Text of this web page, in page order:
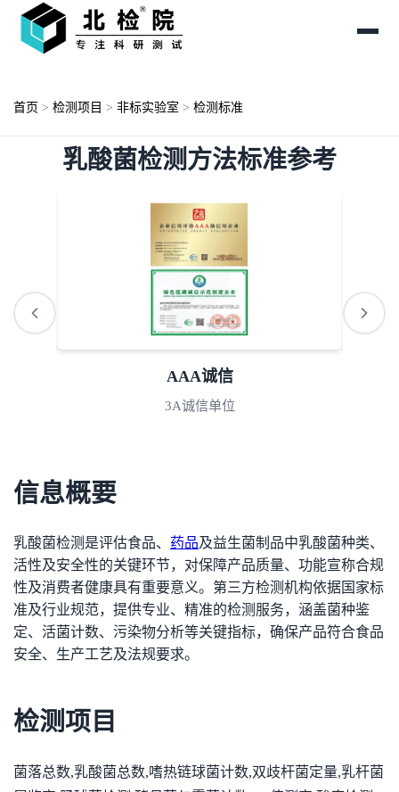
首页 > 检测项目 > 非标实验室 > 检测标准
乳酸菌检测方法标准参考
AAA诚信
3A诚信单位
信息概要
乳酸菌检测是评估食品、 药品及益生菌制品中乳酸菌种类、
活性及安全性的关键环节，对保障产品质量、功能宣称合规
性及消费者健康具有重要意义。第三方检测机构依据国家标
准及行业规范，提供专业、精准的检测服务，涵盖菌种鉴
定、活菌计数、污染物分析等关键指标，确保产品符合食品
安全、生产工艺及法规要求。
检测项目
菌落总数,乳酸菌总数,嗜热链球菌计数,双歧杆菌定量,乳杆菌